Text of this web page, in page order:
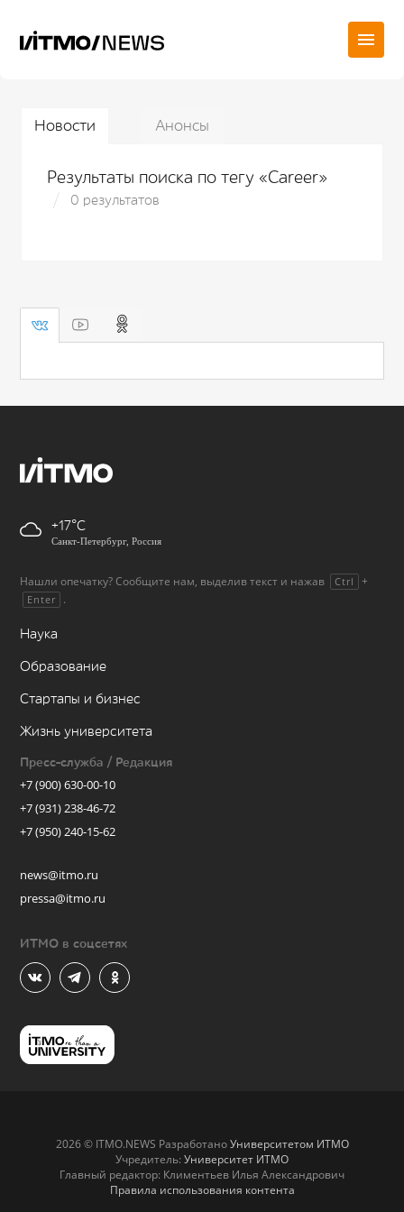
Новости Анонсы
Результаты поиска по тегу «Career»
0 результатов
+17
Санкт-Петербург, Россия
Нашли опечатку? Сообщите нам, выделив текст и нажав Ctrl +
Enter .
Наука
Образование
Стартапы и бизнес
Жизнь университета
Пресс-служба / Редакция
+7 (900) 630-00-10
+7 (931) 238-46-72
+7 (950) 240-15-62
news@itmo.ru
pressa@itmo.ru
ИТМО в соцсетях
2026 © ITMO.NEWS РазработаноУниверситетом ИТМО
Учредитель: Университет ИТМО
Главный редактор: Климентьев Илья Александрович
Правила использования контента